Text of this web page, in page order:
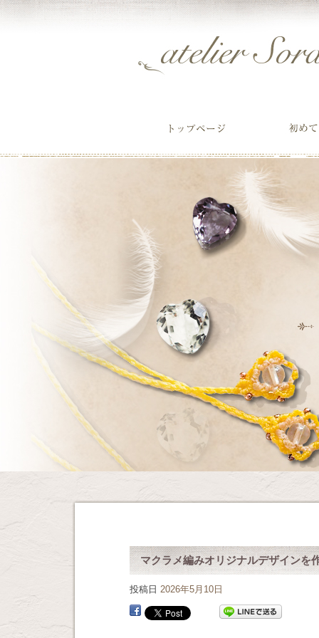
マクラメ編みオリジナルデザインを
投稿日 2026年5月10日